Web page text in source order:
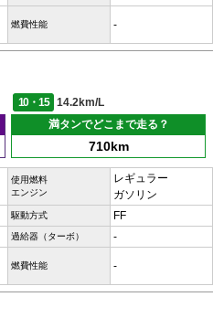
燃費性能 -
10・15
14.2km/L
満タンでどこまで走る？
710km
使用燃料
エンジン
レギュラー
ガソリン
駆動方式 FF
過給器（ターボ） -
燃費性能 -